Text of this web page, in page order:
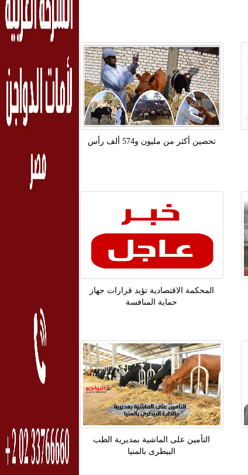
تحصين أكثر من مليون و574 ألف رأس
المحكمة الاقتصادية تؤيد قرارات جهاز
حماية المنافسة
التأمين على الماشية بمديرية الطب
البيطرى بالمنيا